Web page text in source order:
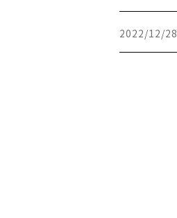
更新日時：
2022/12/28